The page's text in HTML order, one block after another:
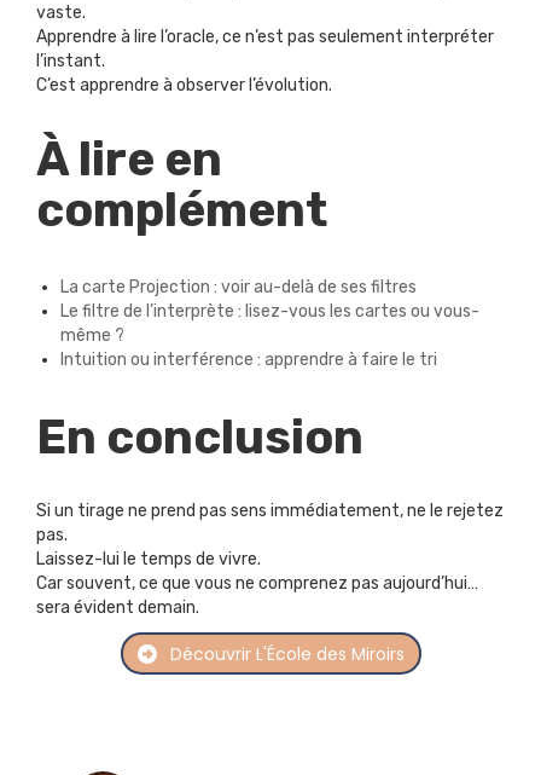
vaste.
Apprendre à lire l’oracle, ce n’est pas seulement interpréter
l’instant.
C’est apprendre à observer l’évolution.
À lire en
complément
La carte Projection : voir au-delà de ses filtres
Le filtre de l’interprète : lisez-vous les cartes ou vous-
même ?
Intuition ou interférence : apprendre à faire le tri
En conclusion
Si un tirage ne prend pas sens immédiatement, ne le rejetez
pas.
Laissez-lui le temps de vivre.
Car souvent, ce que vous ne comprenez pas aujourd’hui…
sera évident demain.
Découvrir L'École des Miroirs